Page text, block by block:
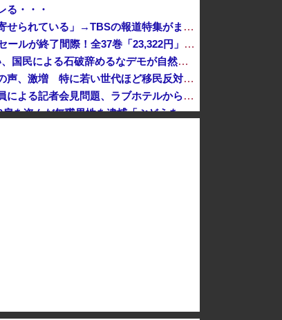
る・・・
熊本県知事「報道に強い不満・苦情が寄せられている」→TBSの報道特集がまさにそれな件
『GANTZ（ガンツ）』全巻「100円」セールが終了間際！全37巻「23,322円」→「3,700円」！完結まですべて超お得に買えるこのチャンス...
（ ´_ゝ`）「石破総理は世界でも珍しい、国民による石破辞めるなデモが自然発生した総理大臣です」
【東大調査】「外国人受け入れ反対」の声、激増 特に若い世代ほど移民反対だと明らかに→移民政策反対VS人手不足はどうするんだ？でネット大論争
【速報】バスローブ姿の秋田県幹部職員による記者会見問題、ラブホテルからの参加だと特定「体調が優れなかったため...」とは何だったのか
【岡山県】果樹園からマスカット約200房を盗んだ無職男性を逮捕「ぶどうを売って生活費に充てていた」※氏名非公開